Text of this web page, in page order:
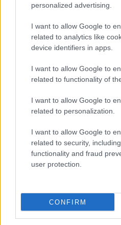
personalized advertising.
I want to allow Google to
related to analytics like
device identifiers in apps.
I want to allow Google to
related to functionality of
I want to allow Google to
related to personalization.
I want to allow Google to
related to security,
functionality and fraud
user protection.
CONFIRM
Governo e opposizione in
mascherine contraffatte